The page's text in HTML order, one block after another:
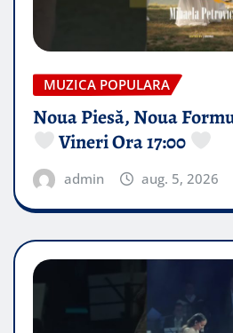
MUZICA POPULARA
Noua Piesă, Noua
Vineri Ora 17:00
admin aug. 5, 2026